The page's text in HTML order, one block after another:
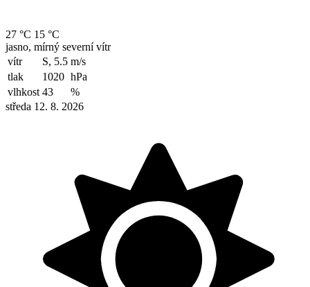
27 °C 15 °C
jasno, mírný severní vítr
vítr
S, 5.5 m/s
tlak
1020 hPa
vlhkost 43
%
středa 12. 8. 2026